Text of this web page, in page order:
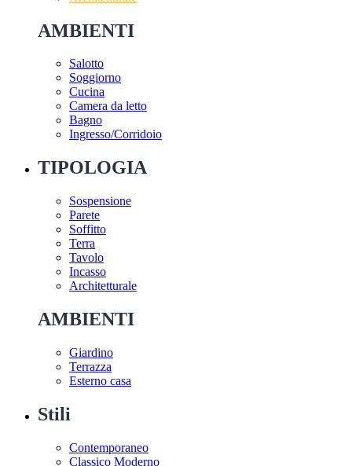
AMBIENTI
Salotto
Soggiorno
Cucina
Camera da letto
Bagno
Ingresso/Corridoio
TIPOLOGIA
Sospensione
Parete
Soffitto
Terra
Tavolo
Incasso
Architetturale
AMBIENTI
Giardino
Terrazza
Esterno casa
Stili
Contemporaneo
Classico Moderno